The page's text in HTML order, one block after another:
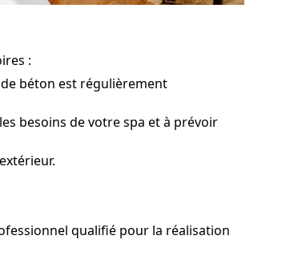
:
béton est régulièrement
besoins de votre spa et à prévoir
qualifié pour la réalisation